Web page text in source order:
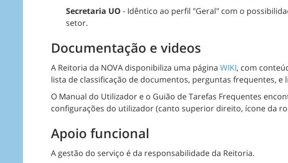
Secretaria UO - Idêntico ao perfil "Geral" com o
setor.
Documentação e videos
A Reitoria da NOVA disponibiliza uma página WIKI, com
lista de classificação de documentos, perguntas frequentes, e
O Manual do Utilizador e o Guião de Tarefas Frequentes
configurações do utilizador (canto superior direito, ícone da
Apoio funcional
A gestão do serviço é da responsabilidade da Reitoria.